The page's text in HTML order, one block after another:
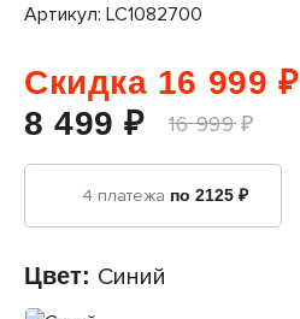
Артикул: LC1082700
Скидка 16 999 ₽
8 499 ₽
16 999 ₽
4 платежа по 2125 ₽
Цвет: Синий